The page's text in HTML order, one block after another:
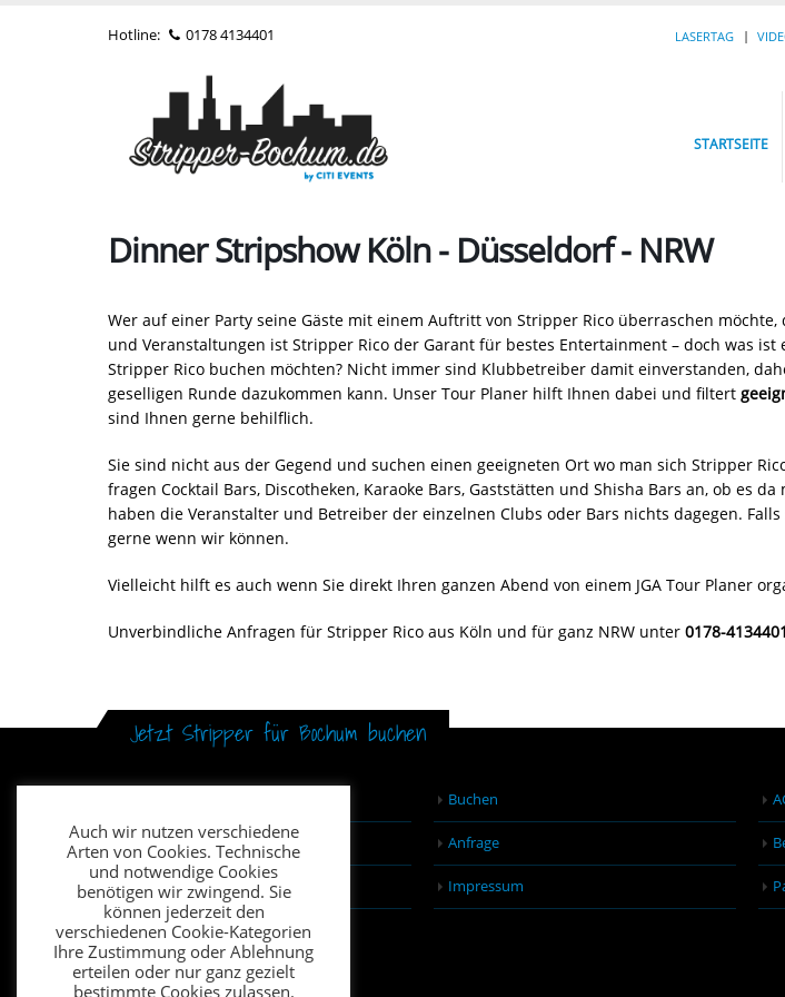
Hotline: 0178 4134401 LASERTAG
STARTSEITE
Dinner Stripshow Köln - Düsseldorf - NRW
Wer auf einer Party seine Gäste mit einem Auftritt von Stripper Rico überraschen
und Veranstaltungen ist Stripper Rico der Garant für bestes Entertainment – doch was
Stripper Rico buchen möchten? Nicht immer sind Klubbetreiber damit einverstanden,
geselligen Runde dazukommen kann. Unser Tour Planer hilft Ihnen dabei und filtert
sind Ihnen gerne behilflich.
Sie sind nicht aus der Gegend und suchen einen geeigneten Ort wo man sich Stripper
fragen Cocktail Bars, Discotheken, Karaoke Bars, Gaststätten und Shisha Bars an, ob es
haben die Veranstalter und Betreiber der einzelnen Clubs oder Bars nichts dagegen.
gerne wenn wir können.
Vielleicht hilft es auch wenn Sie direkt Ihren ganzen Abend von einem JGA Tour Planer
Unverbindliche Anfragen für Stripper Rico aus Köln und für ganz NRW unter 0178-4134401
Jetzt Stripper für Bochum buchen
Stripper Stripperin Bochum
Informationen
Buchen
Anfrage
Impressum
Auch wir nutzen verschiedene
Arten von Cookies. Technische
und notwendige Cookies
benötigen wir zwingend. Sie
können jederzeit den
verschiedenen Cookie-Kategorien
Ihre Zustimmung oder Ablehnung
erteilen oder nur ganz gezielt
bestimmte Cookies zulassen.